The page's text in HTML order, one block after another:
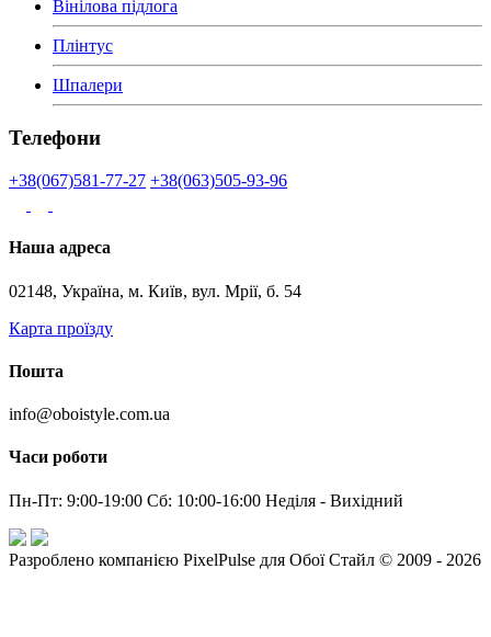
Вінілова підлога
Плінтус
Шпалери
Телефони
+38(067)581-77-27 +38(063)505-93-96
Наша адреса
02148, Україна, м. Київ, вул. Мрії, б. 54
Карта проїзду
Пошта
info@oboistyle.com.ua
Часи роботи
Пн-Пт: 9:00-19:00 Сб: 10:00-16:00 Неділя - Вихідний
Разроблено компанією PixelPulse для Обої Стайл © 2009 - 2026